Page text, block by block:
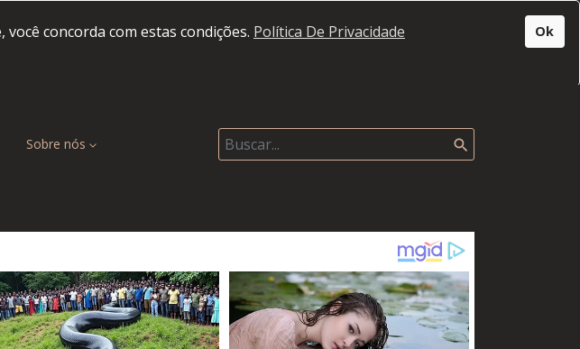
concorda com estas condições. Política De Privacidade Ok
Sobre nós